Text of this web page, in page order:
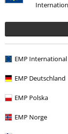
EMP International
EMP Deutschland
EMP Polska
EMP Norge
E-Mail
Greif einen 15%*